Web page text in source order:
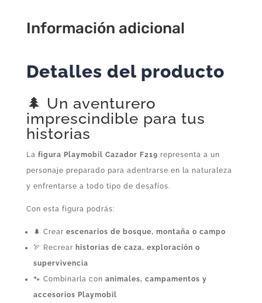
Información adicional
Detalles del producto
🌲 Un aventurero
imprescindible para tus
historias
La figura Playmobil Cazador F219 representa a un
personaje preparado para adentrarse en la naturaleza
y enfrentarse a todo tipo de desafíos.
Con esta figura podrás:
🌲 Crear escenarios de bosque, montaña o campo
🏹 Recrear historias de caza, exploración o
supervivencia
🐾 Combinarla con animales, campamentos y
accesorios Playmobil